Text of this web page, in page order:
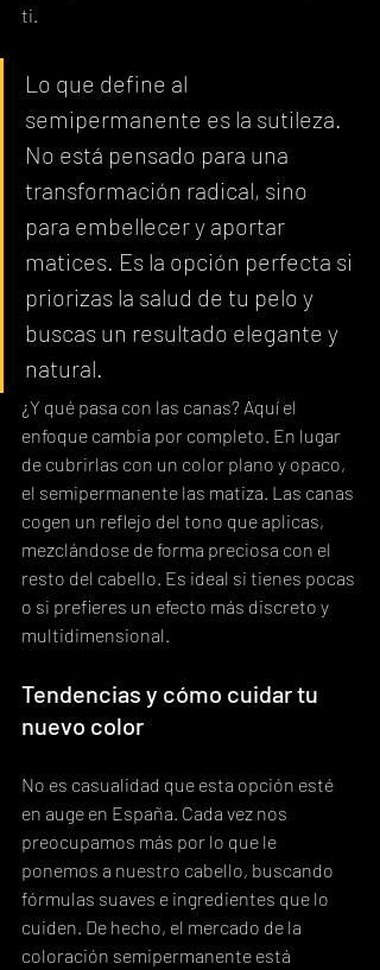
ti.
Lo que define al
semipermanente es la sutileza.
No está pensado para una
transformación radical, sino
para embellecer y aportar
matices. Es la opción perfecta si
priorizas la salud de tu pelo y
buscas un resultado elegante y
natural.
¿Y qué pasa con las canas? Aquí el
enfoque cambia por completo. En lugar
de cubrirlas con un color plano y opaco,
el semipermanente las matiza. Las canas
cogen un reflejo del tono que aplicas,
mezclándose de forma preciosa con el
resto del cabello. Es ideal si tienes pocas
o si prefieres un efecto más discreto y
multidimensional.
Tendencias y cómo cuidar tu
nuevo color
No es casualidad que esta opción esté
en auge en España. Cada vez nos
preocupamos más por lo que le
ponemos a nuestro cabello, buscando
fórmulas suaves e ingredientes que lo
cuiden. De hecho, el mercado de la
coloración semipermanente está